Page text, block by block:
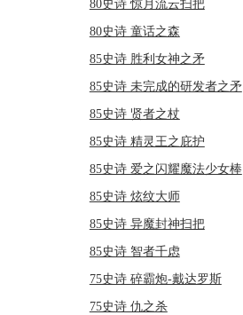
80史诗 惊月流云扫把
80史诗 童话之森
85史诗 胜利女神之矛
85史诗 未完成的研发者之矛
85史诗 贤者之杖
85史诗 精灵王之庇护
85史诗 爱之闪耀魔法少女棒
85史诗 炫纹大师
85史诗 异魔封神扫把
85史诗 智者千虑
75史诗 碎霸炮-戴达罗斯
75史诗 仇之杀